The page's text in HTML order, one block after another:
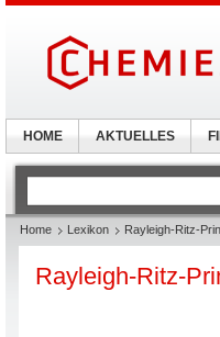
Home Lexikon Rayleigh-Ritz-
Rayleigh-Ritz-
HOME AKTUELLES